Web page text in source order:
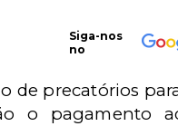
Siga-nos
no
de precatórios
o pagamento